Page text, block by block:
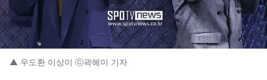
▲ 우도환 이상이 ⓒ곽혜미 기자